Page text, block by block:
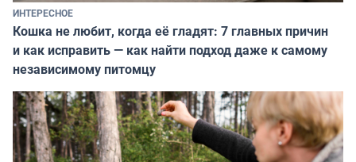
ИНТЕРЕСНОЕ
Кошка не любит, когда её гладят: 7 главных причин
и как исправить — как найти подход даже к самому
независимому питомцу